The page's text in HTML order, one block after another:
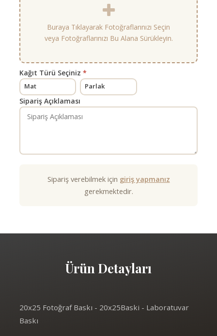
Buraya Tıklayarak Fotoğraflarınızı Seçin
veya Fotoğraflarınızı Bu Alana Sürükleyin.
Kağıt Türü Seçiniz *
Mat Parlak
Sipariş Açıklaması
Sipariş verebilmek için giriş yapmanız
gerekmektedir.
Ürün Detayları
20x25 Fotoğraf Baskı - 20x25Baski - Laboratuvar
Baskı